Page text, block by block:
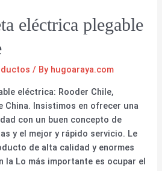
eléctrica plegable
/ By hugoaraya.com
eléctrica: Rooder Chile,
China. Insistimos en ofrecer una
con un buen concepto de
y el mejor y rápido servicio. Le
de alta calidad y enormes
la Lo más importante es ocupar el